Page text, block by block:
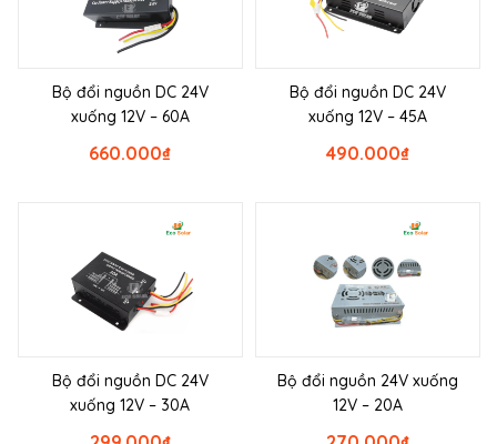
Bộ đổi nguồn DC 24V
xuống 12V – 60A
₫
660.000
Bộ đổi nguồn DC 24V
xuống 12V – 45A
₫
490.000
Bộ đổi nguồn DC 24V
xuống 12V – 30A
Bộ đổi nguồn 24V xuống
12V – 20A